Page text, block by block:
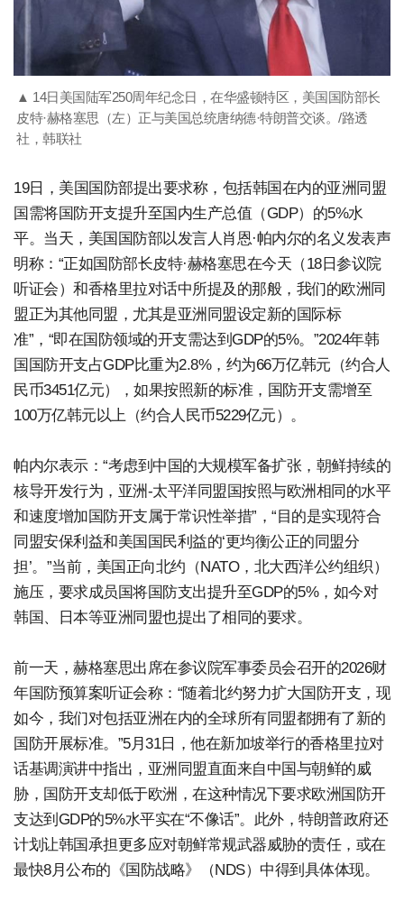
▲ 14日美国陆军250周年纪念日，在华盛顿特区，美国国防部长
皮特·赫格塞思（左）正与美国总统唐纳德·特朗普交谈。/路透
社，韩联社
19日，美国国防部提出要求称，包括韩国在内的亚洲同盟
国需将国防开支提升至国内生产总值（GDP）的5%水
平。当天，美国国防部以发言人肖恩·帕内尔的名义发表声
明称：“正如国防部长皮特·赫格塞思在今天（18日参议院
听证会）和香格里拉对话中所提及的那般，我们的欧洲同
盟正为其他同盟，尤其是亚洲同盟设定新的国际标
准”，“即在国防领域的开支需达到GDP的5%。”2024年韩
国国防开支占GDP比重为2.8%，约为66万亿韩元（约合人
民币3451亿元），如果按照新的标准，国防开支需增至
100万亿韩元以上（约合人民币5229亿元）。
帕内尔表示：“考虑到中国的大规模军备扩张，朝鲜持续的
核导开发行为，亚洲-太平洋同盟国按照与欧洲相同的水平
和速度增加国防开支属于常识性举措”，“目的是实现符合
同盟安保利益和美国国民利益的‘更均衡公正的同盟分
担’。”当前，美国正向北约（NATO，北大西洋公约组织）
施压，要求成员国将国防支出提升至GDP的5%，如今对
韩国、日本等亚洲同盟也提出了相同的要求。
前一天，赫格塞思出席在参议院军事委员会召开的2026财
年国防预算案听证会称：“随着北约努力扩大国防开支，现
如今，我们对包括亚洲在内的全球所有同盟都拥有了新的
国防开展标准。”5月31日，他在新加坡举行的香格里拉对
话基调演讲中指出，亚洲同盟直面来自中国与朝鲜的威
胁，国防开支却低于欧洲，在这种情况下要求欧洲国防开
支达到GDP的5%水平实在“不像话”。此外，特朗普政府还
计划让韩国承担更多应对朝鲜常规武器威胁的责任，或在
最快8月公布的《国防战略》（NDS）中得到具体体现。